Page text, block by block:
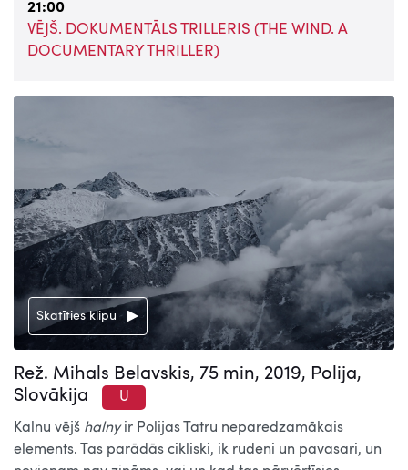
21:00
VĒJŠ. DOKUMENTĀLS TRILLERIS (THE WIND. A
DOCUMENTARY THRILLER)
Skatīties klipu
Rež. Mihals Belavskis, 75 min, 2019, Polija,
Slovākija
U
Kalnu vējš halnyir Polijas Tatru neparedzamākais
elements. Tas parādās cikliski, ik rudeni un pavasari, un